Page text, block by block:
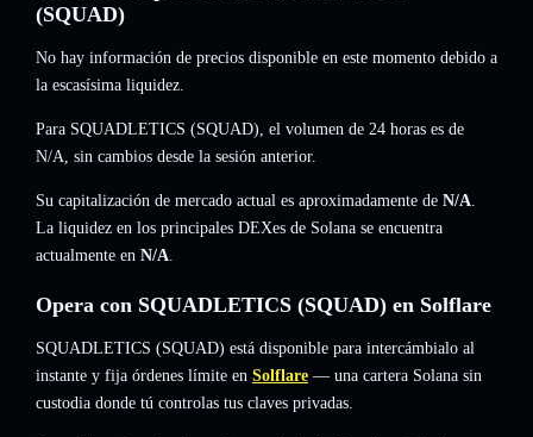
(SQUAD)
No hay información de precios disponible en este momento debido a
la escasísima liquidez.
Para SQUADLETICS (SQUAD), el volumen de 24 horas es de
N/A, sin cambios desde la sesión anterior.
Su capitalización de mercado actual es aproximadamente de N/A.
La liquidez en los principales DEXes de Solana se encuentra
actualmente en N/A.
Opera con SQUADLETICS (SQUAD) en Solflare
SQUADLETICS (SQUAD) está disponible para intercámbialo al
instante y fija órdenes límite en Solflare — una cartera Solana sin
custodia donde tú controlas tus claves privadas.